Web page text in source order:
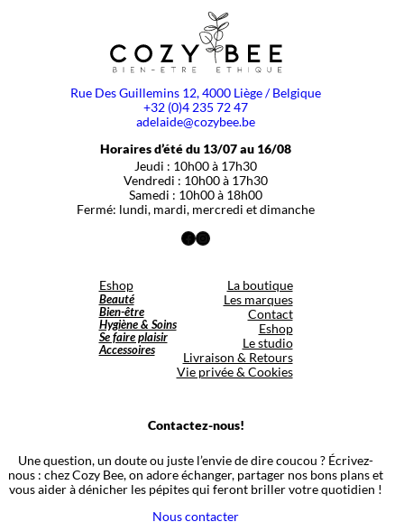
Rue Des Guillemins 12, 4000 Liège / Belgique
+32 (0)4 235 72 47
adelaide@cozybee.be
Horaires d’été du 13/07 au 16/08
Jeudi : 10h00 à 17h30
Vendredi : 10h00 à 17h30
Samedi : 10h00 à 18h00
Fermé: lundi, mardi, mercredi et dimanche
Facebook
Instagram
Eshop
Beauté
Bien-être
Hygiène & Soins
Se faire plaisir
Accessoires
La boutique
Les marques
Contact
Eshop
Le studio
Livraison & Retours
Vie privée & Cookies
Contactez-nous!
Une question, un doute ou juste l’envie de dire coucou ? Écrivez-
nous : chez Cozy Bee, on adore échanger, partager nos bons plans et
vous aider à dénicher les pépites qui feront briller votre quotidien !
Nous contacter